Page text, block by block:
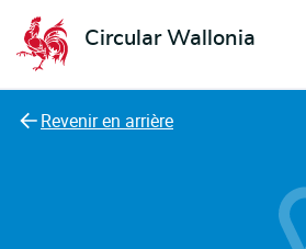
Circular Wallonia
L'économie circulaire
Revenir en arrière